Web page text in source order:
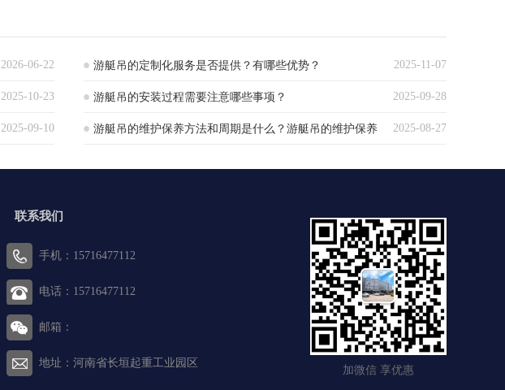
2026-06-22 2025-11-07
游艇吊的定制化服务是否提供？有哪些优势？
2025-10-23 2025-09-28
游艇吊的安装过程需要注意哪些事项？
2025-09-10 2025-08-27
游艇吊的维护保养方法和周期是什么？游艇吊的维护保养
加微信 享优惠
联系我们
手机：15716477112
电话：15716477112
邮箱：
地址：河南省长垣起重工业园区